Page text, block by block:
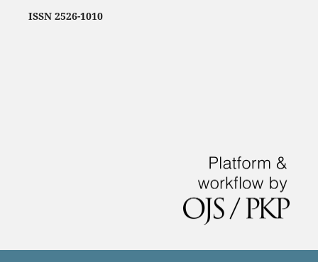
ISSN 2526-1010